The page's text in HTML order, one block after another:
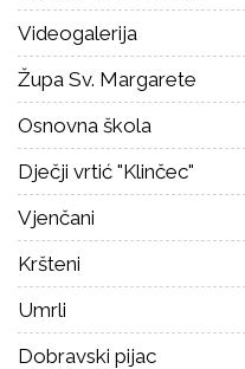
Videogalerija
Župa Sv. Margarete
Osnovna škola
Dječji vrtić "Klinčec"
Vjenčani
Kršteni
Umrli
Dobravski pijac